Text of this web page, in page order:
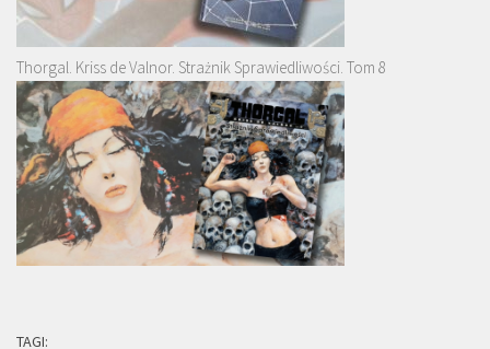
Thorgal. Kriss de Valnor. Strażnik Sprawiedliwości. Tom 8
TAGI: